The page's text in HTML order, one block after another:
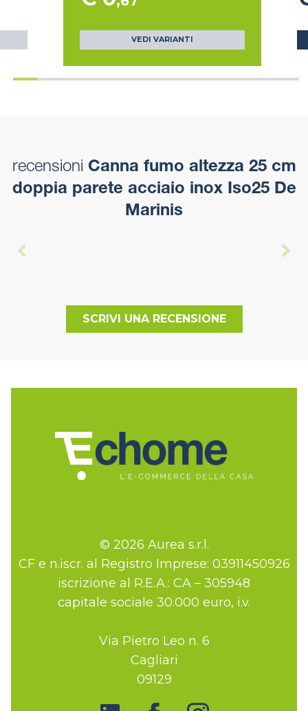
VEDI VARIANTI
recensioni Canna fumo altezza 25 cm
doppia parete acciaio inox Iso25 De
Marinis
SCRIVI UNA RECENSIONE
© 2026 Aurea s.r.l.
CF e n.iscr. al Registro Imprese: 03911450926
iscrizione al R.E.A.: CA – 305948
capitale sociale 30.000 euro, i.v.
Via Pietro Leo n. 6
Cagliari
09129